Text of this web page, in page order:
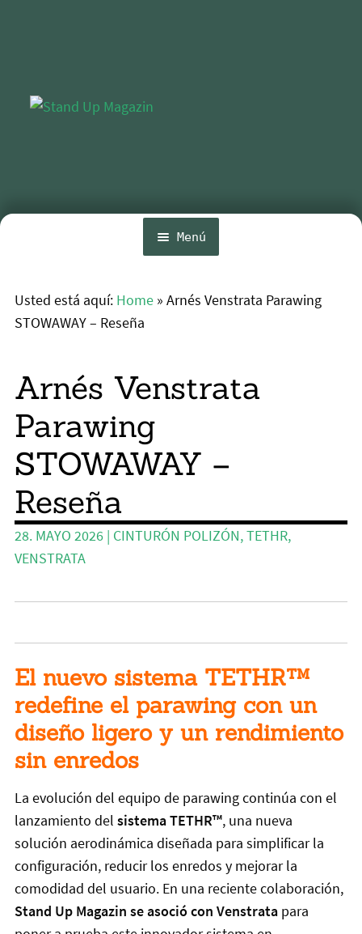
Menú
Wing y Foil
Guia
Revistas
Usted está aquí: Home» Arnés Venstrata Parawing
STOWAWAY – Reseña
Arnés Venstrata
Parawing
STOWAWAY –
Reseña
28. MAYO 2026| CINTURÓN POLIZÓN,TETHR,
VENSTRATA
El nuevo sistema TETHR™
redefine el parawing con un
diseño ligero y un rendimiento
sin enredos
La evolución del equipo de parawing continúa con el
lanzamiento del sistema TETHR™, una nueva
solución aerodinámica diseñada para simplificar la
configuración, reducir los enredos y mejorar la
comodidad del usuario. En una reciente colaboración,
Stand Up Magazin se asoció con Venstratapara